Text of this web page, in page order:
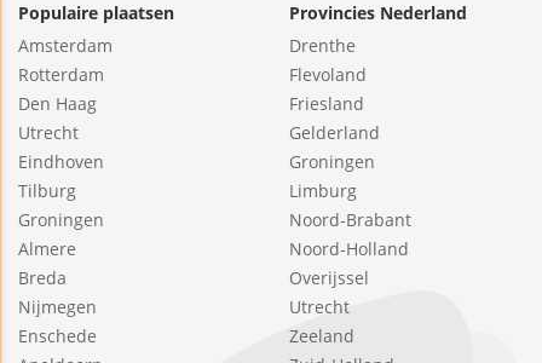
Populaire plaatsen
Amsterdam
Rotterdam
Den Haag
Utrecht
Eindhoven
Tilburg
Groningen
Almere
Breda
Nijmegen
Enschede
Provincies Nederland
Drenthe
Flevoland
Friesland
Gelderland
Groningen
Limburg
Noord-Brabant
Noord-Holland
Overijssel
Utrecht
Zeeland